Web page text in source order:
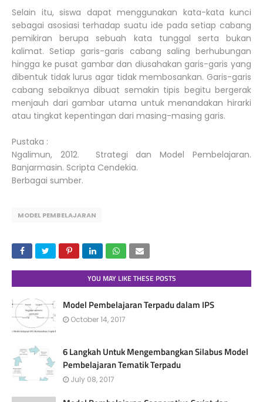
Selain itu, siswa dapat menggunakan kata-kata kunci
sebagai asosiasi terhadap suatu ide pada setiap cabang
pemikiran berupa sebuah kata tunggal serta bukan
kalimat. Setiap garis-garis cabang saling berhubungan
hingga ke pusat gambar dan diusahakan garis-garis yang
dibentuk tidak lurus agar tidak membosankan. Garis-garis
cabang sebaiknya dibuat semakin tipis begitu bergerak
menjauh dari gambar utama untuk menandakan hirarki
atau tingkat kepentingan dari masing-masing garis.
Pustaka :
Ngalimun, 2012. Strategi dan Model Pembelajaran.
Banjarmasin. Scripta Cendekia.
Berbagai sumber.
MODEL PEMBELAJARAN
YOU MAY LIKE THESE POSTS
Model Pembelajaran Terpadu dalam IPS
October 14, 2017
6 Langkah Untuk Mengembangkan Silabus Model
Pembelajaran Tematik Terpadu
July 08, 2017